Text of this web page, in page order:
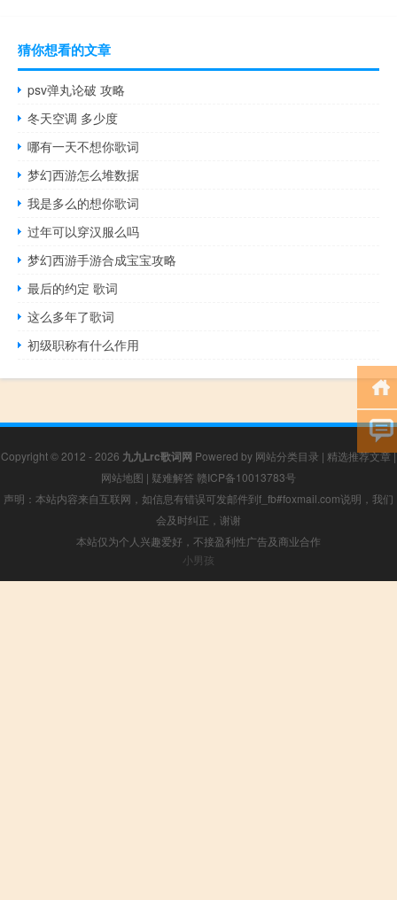
猜你想看的文章
psv弹丸论破 攻略
冬天空调 多少度
哪有一天不想你歌词
梦幻西游怎么堆数据
我是多么的想你歌词
过年可以穿汉服么吗
梦幻西游手游合成宝宝攻略
最后的约定 歌词
这么多年了歌词
初级职称有什么作用
Copyright © 2012 - 2026 九九Lrc歌词网 Powered by 网站分类目录 | 精选推荐文章|
网站地图 | 疑难解答 赣ICP备10013783号
声明：本站内容来自互联网，如信息有错误可发邮件到f_fb#foxmail.com说明，我们
会及时纠正，谢谢
本站仅为个人兴趣爱好，不接盈利性广告及商业合作
小男孩